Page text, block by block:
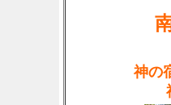
南
神の
神